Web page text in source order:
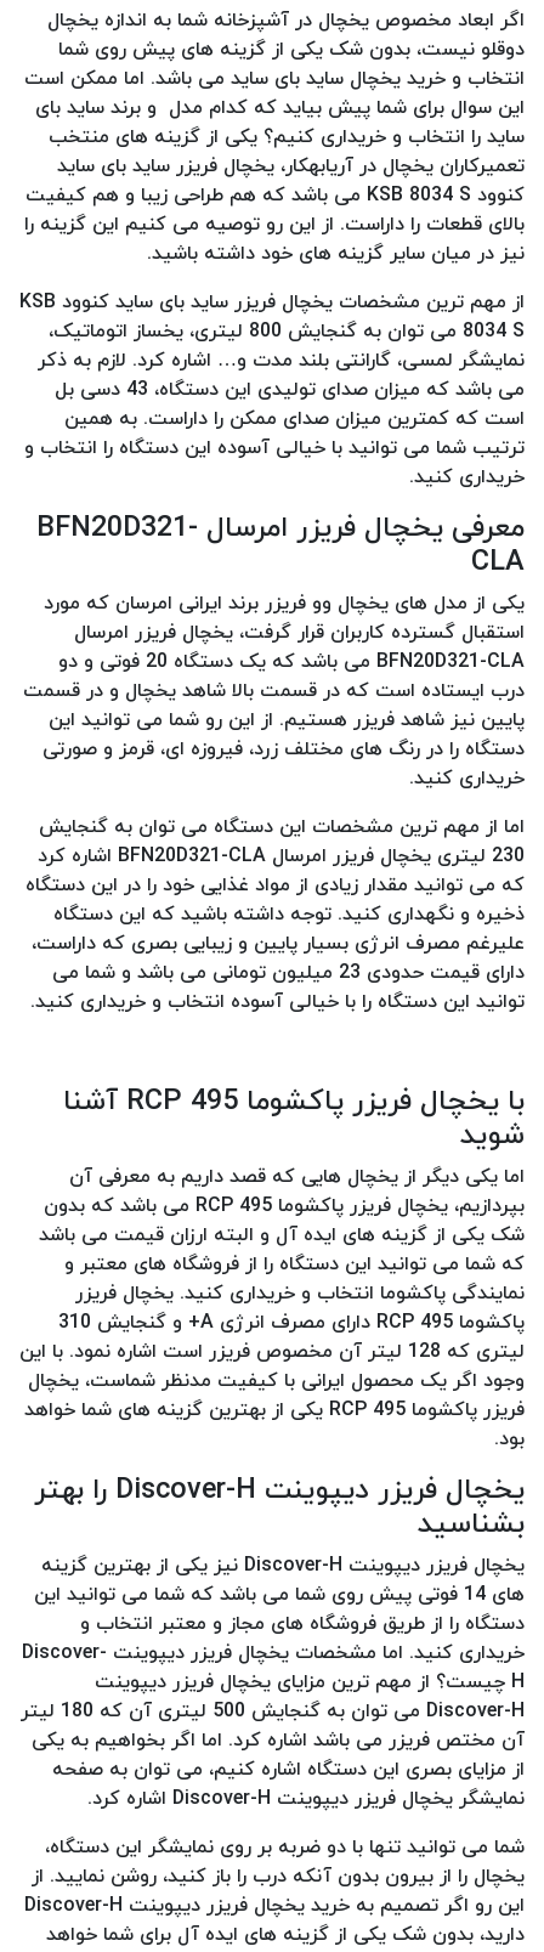
اگر ابعاد مخصوص یخچال در آشپزخانه شما به اندازه یخچال
دوقلو نیست، بدون شک یکی از گزینه های پیش روی شما
انتخاب و خرید یخچال ساید بای ساید می باشد. اما ممکن است
این سوال برای شما پیش بیاید که کدام مدل و برند ساید بای
ساید را انتخاب و خریداری کنیم؟ یکی از گزینه های منتخب
تعمیرکاران یخچال در آریابهکار، یخچال فریزر ساید بای ساید
کنوود KSB 8034 S می باشد که هم طراحی زیبا و هم کیفیت
بالای قطعات را داراست. از این رو توصیه می کنیم این گزینه را
نیز در میان سایر گزینه های خود داشته باشید.
از مهم ترین مشخصات یخچال فریزر ساید بای ساید کنوود KSB
8034 S می توان به گنجایش 800 لیتری، یخساز اتوماتیک،
نمایشگر لمسی، گارانتی بلند مدت و… اشاره کرد. لازم به ذکر
می باشد که میزان صدای تولیدی این دستگاه، 43 دسی بل
است که کمترین میزان صدای ممکن را داراست. به همین
ترتیب شما می توانید با خیالی آسوده این دستگاه را انتخاب و
خریداری کنید.
معرفی یخچال فریزر امرسال BFN20D321-
CLA
یکی از مدل های یخچال وو فریزر برند ایرانی امرسان که مورد
استقبال گسترده کاربران قرار گرفت، یخچال فریزر امرسال
BFN20D321-CLA می باشد که یک دستگاه 20 فوتی و دو
درب ایستاده است که در قسمت بالا شاهد یخچال و در قسمت
پایین نیز شاهد فریزر هستیم. از این رو شما می توانید این
دستگاه را در رنگ های مختلف زرد، فیروزه ای، قرمز و صورتی
خریداری کنید.
اما از مهم ترین مشخصات این دستگاه می توان به گنجایش
230 لیتری یخچال فریزر امرسال BFN20D321-CLA اشاره کرد
که می توانید مقدار زیادی از مواد غذایی خود را در این دستگاه
ذخیره و نگهداری کنید. توجه داشته باشید که این دستگاه
علیرغم مصرف انرژی بسیار پایین و زیبایی بصری که داراست،
دارای قیمت حدودی 23 میلیون تومانی می باشد و شما می
توانید این دستگاه را با خیالی آسوده انتخاب و خریداری کنید.
با یخچال فریزر پاکشوما RCP 495 آشنا
شوید
اما یکی دیگر از یخچال هایی که قصد داریم به معرفی آن
بپردازیم، یخچال فریزر پاکشوما RCP 495 می باشد که بدون
شک یکی از گزینه های ایده آل و البته ارزان قیمت می باشد
که شما می توانید این دستگاه را از فروشگاه های معتبر و
نمایندگی پاکشوما انتخاب و خریداری کنید. یخچال فریزر
پاکشوما RCP 495 دارای مصرف انرژی A+ و گنجایش 310
لیتری که 128 لیتر آن مخصوص فریزر است اشاره نمود. با این
وجود اگر یک محصول ایرانی با کیفیت مدنظر شماست، یخچال
فریزر پاکشوما RCP 495 یکی از بهترین گزینه های شما خواهد
بود.
یخچال فریزر دیپوینت Discover-H را بهتر
بشناسید
یخچال فریزر دیپوینت Discover-H نیز یکی از بهترین گزینه
های 14 فوتی پیش روی شما می باشد که شما می توانید این
دستگاه را از طریق فروشگاه های مجاز و معتبر انتخاب و
خریداری کنید. اما مشخصات یخچال فریزر دیپوینت Discover-
H چیست؟ از مهم ترین مزایای یخچال فریزر دیپوینت
Discover-H می توان به گنجایش 500 لیتری آن که 180 لیتر
آن مختص فریزر می باشد اشاره کرد. اما اگر بخواهیم به یکی
از مزایای بصری این دستگاه اشاره کنیم، می توان به صفحه
نمایشگر یخچال فریزر دیپوینت Discover-H اشاره کرد.
شما می توانید تنها با دو ضربه بر روی نمایشگر این دستگاه،
یخچال را از بیرون بدون آنکه درب را باز کنید، روشن نمایید. از
این رو اگر تصمیم به خرید یخچال فریزر دیپوینت Discover-H
دارید، بدون شک یکی از گزینه های ایده آل برای شما خواهد